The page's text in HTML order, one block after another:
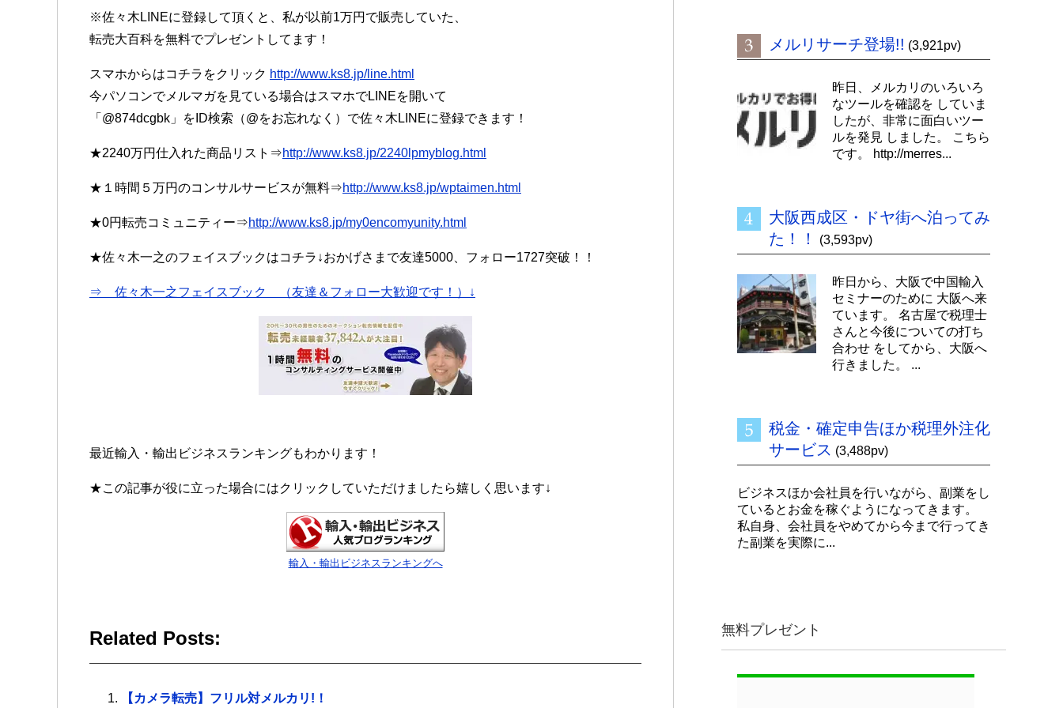
※佐々木LINEに登録して頂くと、私が以前1万円で販売していた、
転売大百科を無料でプレゼントしてます！
スマホからはコチラをクリック http://www.ks8.jp/line.html
今パソコンでメルマガを見ている場合はスマホでLINEを開いて
「@874dcgbk」をID検索（@をお忘れなく）で佐々木LINEに登録できます！
★2240万円仕入れた商品リスト⇒http://www.ks8.jp/2240lpmyblog.html
★１時間５万円のコンサルサービスが無料⇒http://www.ks8.jp/wptaimen.html
★0円転売コミュニティー⇒http://www.ks8.jp/my0encomyunity.html
★佐々木一之のフェイスブックはコチラ↓おかげさまで友達5000、フォロー1727突破！！
⇒ 佐々木一之フェイスブック （友達＆フォロー大歓迎です！）↓
最近輸入・輸出ビジネスランキングもわかります！
★この記事が役に立った場合にはクリックしていただけましたら嬉しく思います↓
輸入・輸出ビジネスランキングへ
Related Posts:
【カメラ転売】フリル対メルカリ!！
メルリサーチ登場!! (3,921pv)
昨日、メルカリのいろいろ
なツールを確認を していま
したが、非常に面白いツー
ルを発見 しました。 こちら
です。 http://merres...
大阪西成区・ドヤ街へ泊ってみ
た！！
(3,593pv)
昨日から、大阪で中国輸入
セミナーのために 大阪へ来
ています。 名古屋で税理士
さんと今後についての打ち
合わせ をしてから、大阪へ
行きました。 ...
税金・確定申告ほか税理外注化
サービス (3,488pv)
ビジネスほか会社員を行いながら、副業をし
ているとお金を稼ぐようになってきます。
私自身、会社員をやめてから今まで行ってき
た副業を実際に...
無料プレゼント